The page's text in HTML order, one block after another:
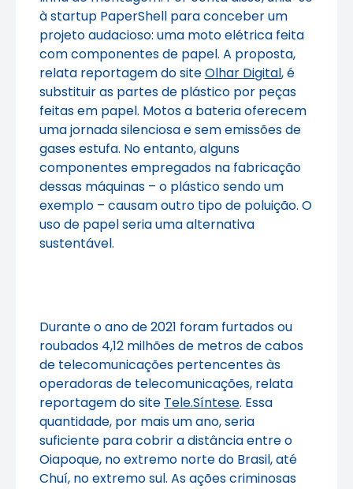
à startup PaperShell para conceber um
projeto audacioso: uma moto elétrica feita
com componentes de papel. A proposta,
relata reportagem do siteOlhar Digital, é
substituir as partes de plástico por peças
feitas em papel. Motos a bateria oferecem
uma jornada silenciosa e sem emissões de
gases estufa. No entanto, alguns
componentes empregados na fabricação
dessas máquinas – o plástico sendo um
exemplo – causam outro tipo de poluição. O
uso de papel seria uma alternativa
sustentável.
Durante o ano de 2021 foram furtados ou
roubados 4,12 milhões de metros de cabos
de telecomunicações pertencentes às
operadoras de telecomunicações, relata
reportagem do site Tele.Síntese. Essa
quantidade, por mais um ano, seria
suficiente para cobrir a distância entre o
Oiapoque, no extremo norte do Brasil, até
Chuí, no extremo sul. As ações criminosas